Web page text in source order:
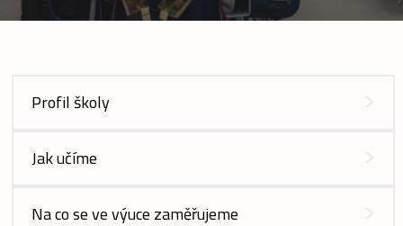
Profil školy
Jak učíme
Na co se ve výuce zaměřujeme